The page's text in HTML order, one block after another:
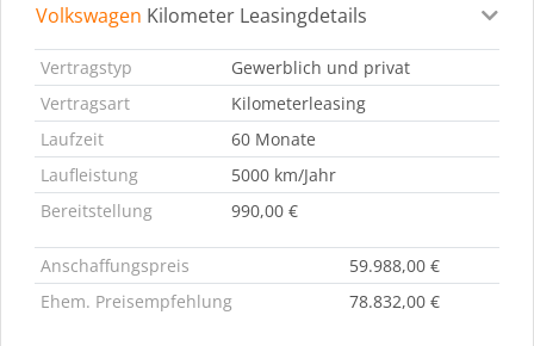
Leasingdetails Fahrzeugdetails Ausstattung
Volkswagen Kilometer Leasingdetails
Vertragstyp
Gewerblich und privat
Vertragsart
Kilometerleasing
Laufzeit
60 Monate
Laufleistung
5000 km/Jahr
Bereitstellung
990,00 €
Anschaffungspreis
59.988,00 €
Ehem. Preisempfehlung
78.832,00 €